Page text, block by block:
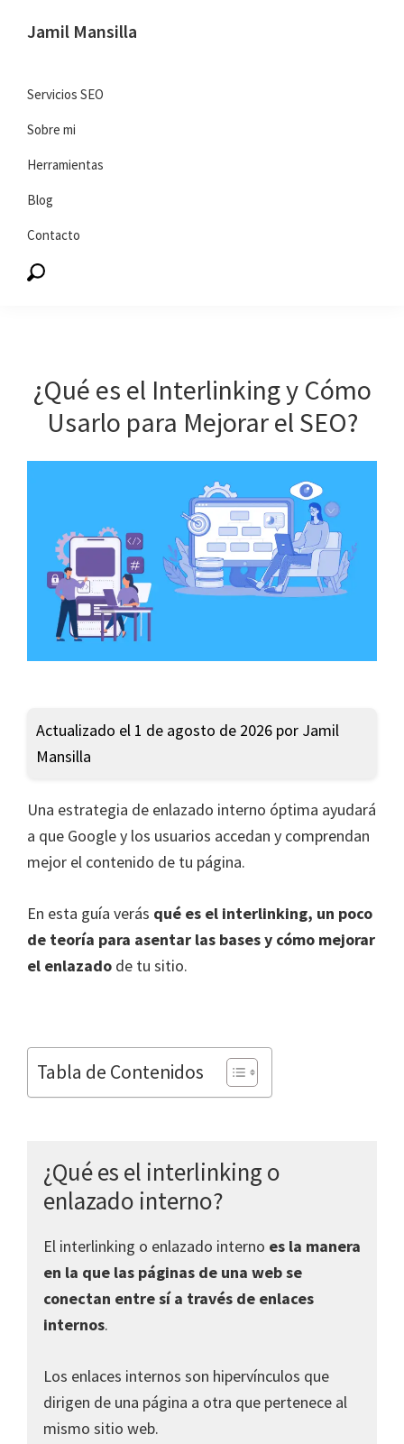
navegación
principal
Jamil Mansilla
marketing
digital
Servicios SEO
Sobre mi
Herramientas
Blog
Contacto
¿Qué es el Interlinking y Cómo
Usarlo para Mejorar el SEO?
Actualizado el 1 de agosto de 2026 por Jamil
Mansilla
Una estrategia de enlazado interno óptima ayudará
a que Google y los usuarios accedan y comprendan
mejor el contenido de tu página.
En esta guía verás qué es el interlinking, un poco
de teoría para asentar las bases y cómo mejorar
el enlazado de tu sitio.
Tabla de Contenidos
¿Qué es el interlinking o
enlazado interno?
El interlinking o enlazado interno es la manera
en la que las páginas de una web se
conectan entre sí a través de enlaces
internos.
Los enlaces internos son hipervínculos que
dirigen de una página a otra que pertenece al
mismo sitio web.